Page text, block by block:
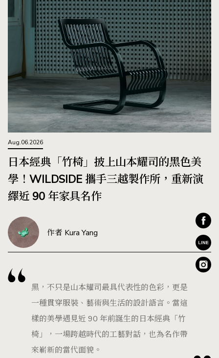
Aug.06.2026
日本經典「竹椅」披上山本耀司的黑色美
學！WILDSIDE 攜手三越製作所，重新演
繹近 90 年家具名作
作者 Kura Yang
黑，不只是山本耀司最具代表性的色彩，更是
一種貫穿服裝、藝術與生活的設計語言。當這
樣的美學遇見近 90 年前誕生的日本經典「竹
椅」，一場跨越時代的工藝對話，也為名作帶
來嶄新的當代面貌。